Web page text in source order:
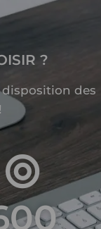
?
disposition des